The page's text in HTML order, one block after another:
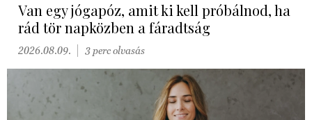
Van egy jógapóz, amit ki kell próbálnod, ha
rád tör napközben a fáradtság
2026.08.09. 3 perc olvasás